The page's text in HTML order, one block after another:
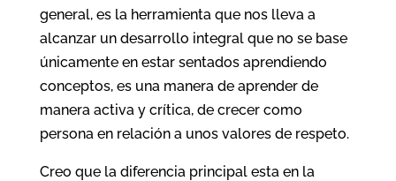
general, es la herramienta que nos lleva a
alcanzar un desarrollo integral que no se base
únicamente en estar sentados aprendiendo
conceptos, es una manera de aprender de
manera activa y crítica, de crecer como
persona en relación a unos valores de respeto.
Creo que la diferencia principal esta en la